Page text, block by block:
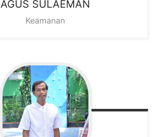
AGUS SULAEMAN
Keamanan